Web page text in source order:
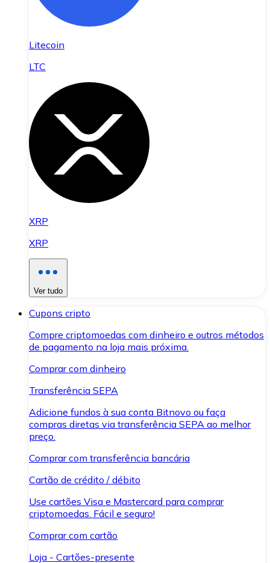
Litecoin
LTC
XRP
XRP
Ver tudo
Cupons cripto
Compre criptomoedas com dinheiro e outros métodos
de pagamento na loja mais próxima.
Comprar com dinheiro
Transferência SEPA
Adicione fundos à sua conta Bitnovo ou faça
compras diretas via transferência SEPA ao melhor
preço.
Comprar com transferência bancária
Cartão de crédito / débito
Use cartões Visa e Mastercard para comprar
criptomoedas. Fácil e seguro!
Comprar com cartão
Loja - Cartões-presente